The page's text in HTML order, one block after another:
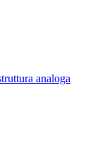
analoga